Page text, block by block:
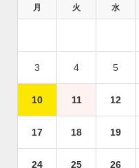
月 火 水
3 4 5
10 11 12
17 18 19
24 25 26